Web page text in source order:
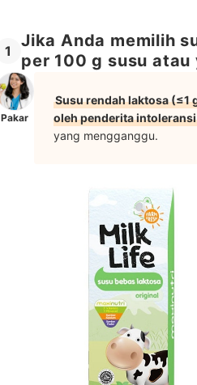
1
Jika Anda memilih
per 100 g susu
Pakar
Susu rendah laktosa (≤1
oleh penderita
yang mengganggu.